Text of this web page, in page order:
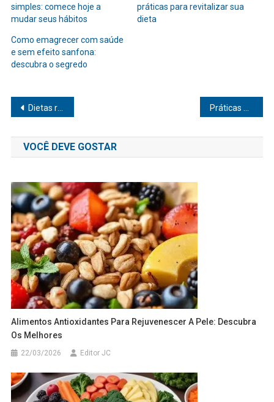
simples: comece hoje a
mudar seus hábitos
práticas para revitalizar sua
dieta
Como emagrecer com saúde
e sem efeito sanfona:
descubra o segredo
Navegação
de
Post
Dietas ricas em fibras: razões para seguir
VOCÊ DEVE GOSTAR
Alimentos Antioxidantes Para Rejuvenescer A Pele: Descubra
Os Melhores
22/03/2026 Editor JC